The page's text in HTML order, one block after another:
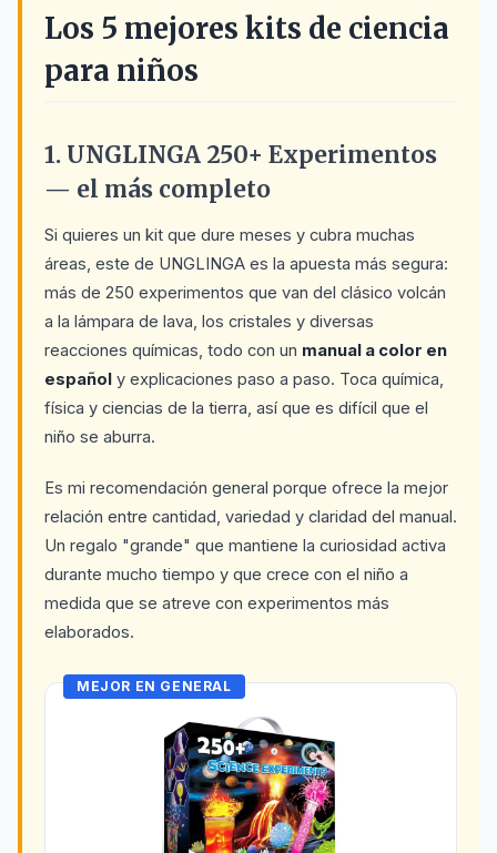
Los 5 mejores kits de ciencia
para niños
1. UNGLINGA 250+ Experimentos
— el más completo
Si quieres un kit que dure meses y cubra muchas
áreas, este de UNGLINGA es la apuesta más segura:
más de 250 experimentos que van del clásico volcán
a la lámpara de lava, los cristales y diversas
reacciones químicas, todo con un manual a color en
español y explicaciones paso a paso. Toca química,
física y ciencias de la tierra, así que es difícil que el
niño se aburra.
Es mi recomendación general porque ofrece la mejor
relación entre cantidad, variedad y claridad del manual.
Un regalo "grande" que mantiene la curiosidad activa
durante mucho tiempo y que crece con el niño a
medida que se atreve con experimentos más
elaborados.
MEJOR EN GENERAL